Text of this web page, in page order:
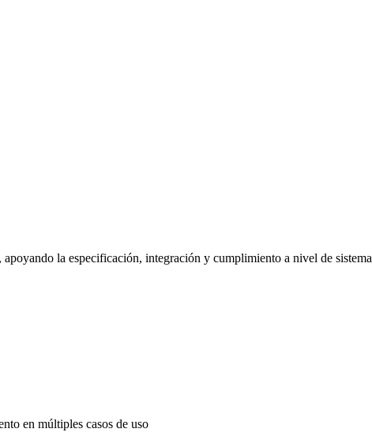
la especificación, integración y cumplimiento a nivel de sistema
en múltiples casos de uso